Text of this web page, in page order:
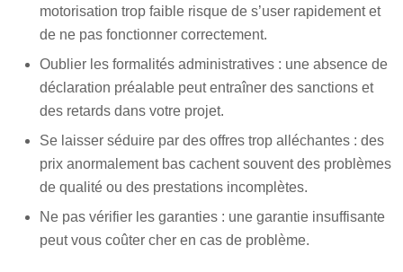
motorisation trop faible risque de s’user rapidement et
de ne pas fonctionner correctement.
Oublier les formalités administratives : une absence de
déclaration préalable peut entraîner des sanctions et
des retards dans votre projet.
Se laisser séduire par des offres trop alléchantes : des
prix anormalement bas cachent souvent des problèmes
de qualité ou des prestations incomplètes.
Ne pas vérifier les garanties : une garantie insuffisante
peut vous coûter cher en cas de problème.